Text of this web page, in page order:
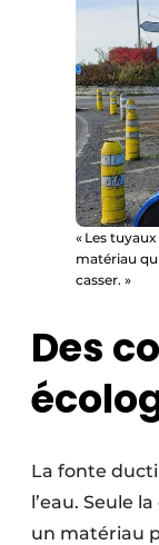
« Les
matériau
casser. »
Des
La fonte
l’eau. Seule
un matériau